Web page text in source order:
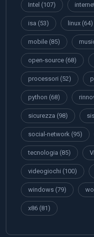
Intel (107)
isa (53) linux (64)
mobile (85)
open-source (68)
processori (52)
python (68)
sicurezza (98)
social-network (95)
tecnologia (85)
videogiochi (100)
windows (79)
x86 (81)